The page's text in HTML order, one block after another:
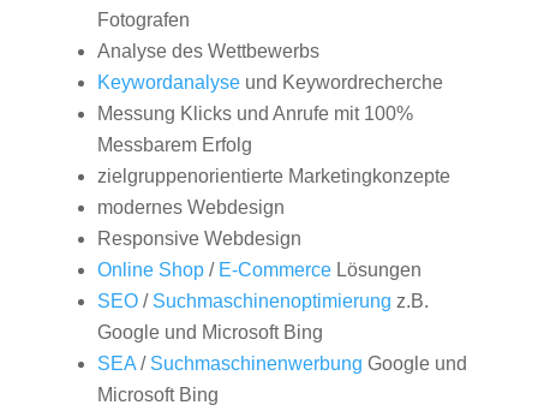
Fotografen
Analyse des Wettbewerbs
Keywordanalyseund Keywordrecherche
Messung Klicks und Anrufe mit 100%
Messbarem Erfolg
zielgruppenorientierte Marketingkonzepte
modernes Webdesign
Responsive Webdesign
Online Shop/ E-CommerceLösungen
SEO/ Suchmaschinenoptimierung z.B.
Google und Microsoft Bing
SEA/ Suchmaschinenwerbung Google und
Microsoft Bing